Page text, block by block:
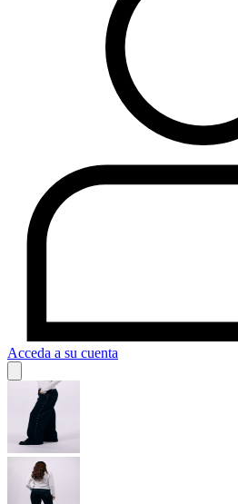
Acceda a su cuenta